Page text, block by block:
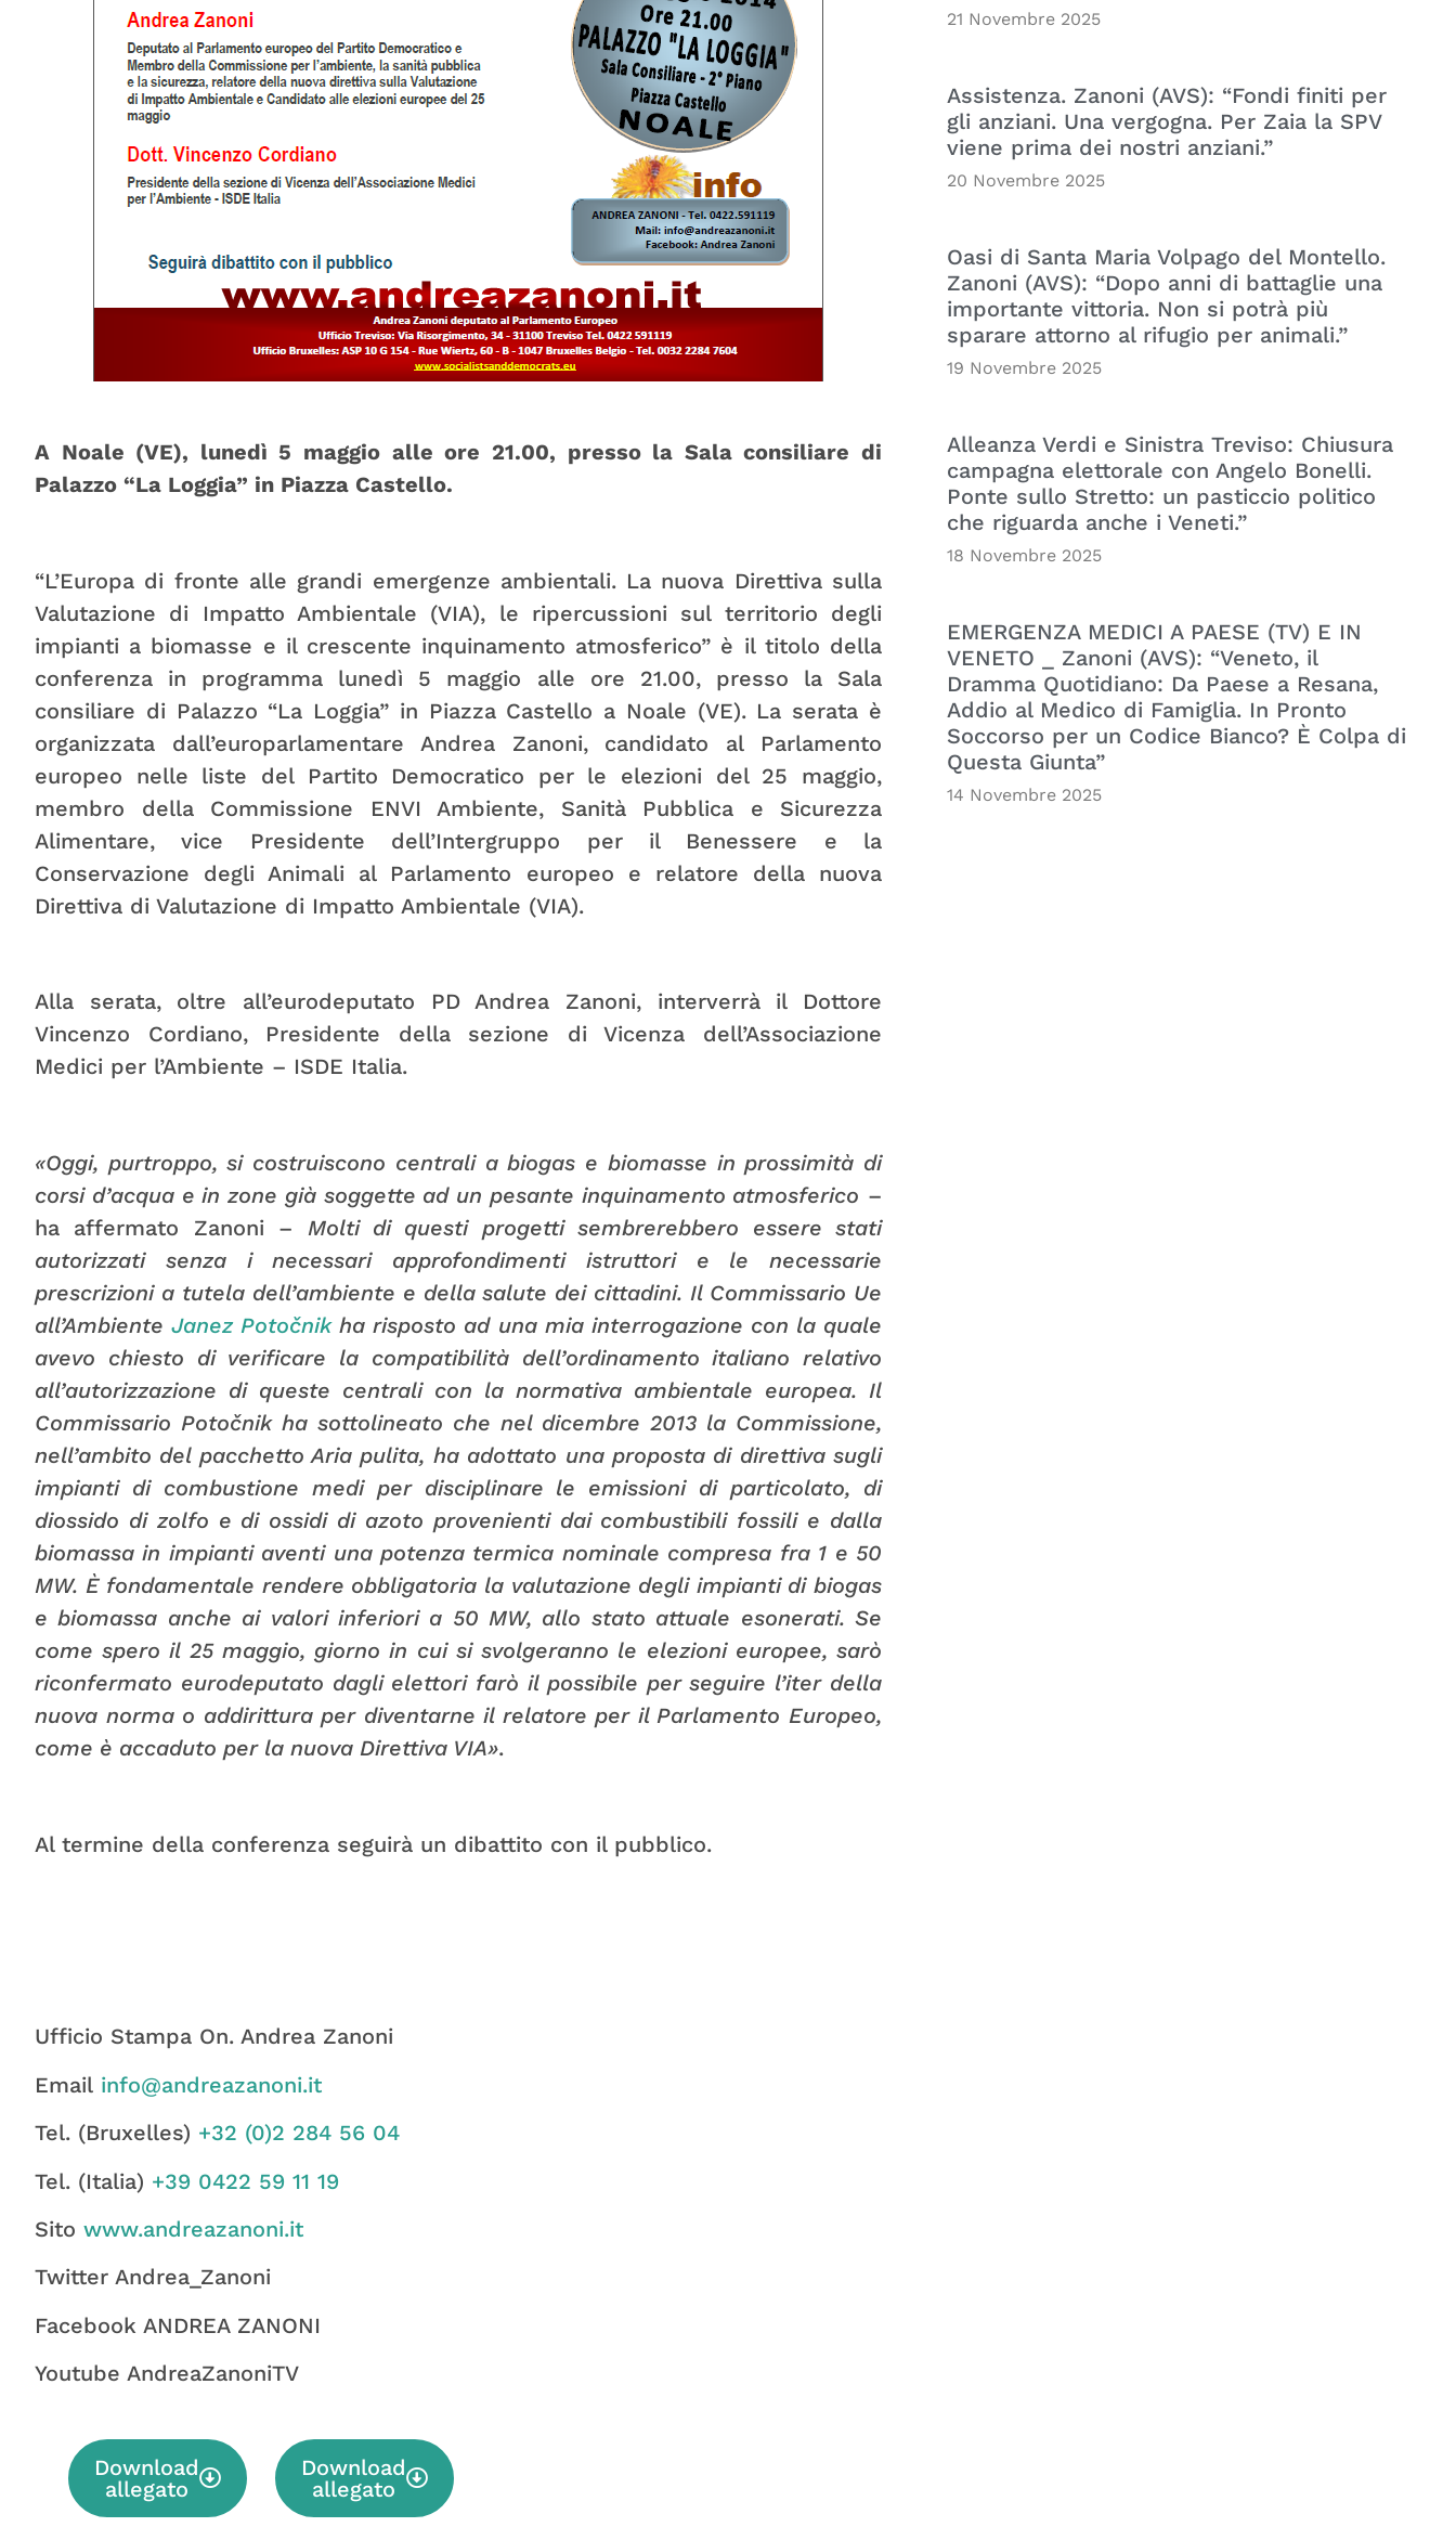
A Noale (VE), lunedì 5 maggio alle ore 21.00, presso la Sala consiliare di
Palazzo “La Loggia” in Piazza Castello.
“L’Europa di fronte alle grandi emergenze ambientali. La nuova Direttiva sulla
Valutazione di Impatto Ambientale (VIA), le ripercussioni sul territorio degli
impianti a biomasse e il crescente inquinamento atmosferico” è il titolo della
conferenza in programma lunedì 5 maggio alle ore 21.00, presso la Sala
consiliare di Palazzo “La Loggia” in Piazza Castello a Noale (VE). La serata è
organizzata dall’europarlamentare Andrea Zanoni, candidato al Parlamento
europeo nelle liste del Partito Democratico per le elezioni del 25 maggio,
membro della Commissione ENVI Ambiente, Sanità Pubblica e Sicurezza
Alimentare, vice Presidente dell’Intergruppo per il Benessere e la
Conservazione degli Animali al Parlamento europeo e relatore della nuova
Direttiva di Valutazione di Impatto Ambientale (VIA).
Alla serata, oltre all’eurodeputato PD Andrea Zanoni, interverrà il Dottore
Vincenzo Cordiano, Presidente della sezione di Vicenza dell’Associazione
Medici per l’Ambiente – ISDE Italia.
«Oggi, purtroppo, si costruiscono centrali a biogas e biomasse in prossimità di
corsi d’acqua e in zone già soggette ad un pesante inquinamento atmosferico –
ha affermato Zanoni – Molti di questi progetti sembrerebbero essere stati
autorizzati senza i necessari approfondimenti istruttori e le necessarie
prescrizioni a tutela dell’ambiente e della salute dei cittadini. Il Commissario Ue
all’AmbienteJanez Potočnikha risposto ad una mia interrogazione con la quale
avevo chiesto di verificare la compatibilità dell’ordinamento italiano relativo
all’autorizzazione di queste centrali con la normativa ambientale europea. Il
Commissario Potočnik ha sottolineato che nel dicembre 2013 la Commissione,
nell’ambito del pacchetto Aria pulita, ha adottato una proposta di direttiva sugli
impianti di combustione medi per disciplinare le emissioni di particolato, di
diossido di zolfo e di ossidi di azoto provenienti dai combustibili fossili e dalla
biomassa in impianti aventi una potenza termica nominale compresa fra 1 e 50
MW. È fondamentale rendere obbligatoria la valutazione degli impianti di biogas
e biomassa anche ai valori inferiori a 50 MW, allo stato attuale esonerati. Se
come spero il 25 maggio, giorno in cui si svolgeranno le elezioni europee, sarò
riconfermato eurodeputato dagli elettori farò il possibile per seguire l’iter della
nuova norma o addirittura per diventarne il relatore per il Parlamento Europeo,
come è accaduto per la nuova Direttiva VIA».
Al termine della conferenza seguirà un dibattito con il pubblico.
Ufficio Stampa On. Andrea Zanoni
Email info@andreazanoni.it
Tel. (Bruxelles) +32 (0)2 284 56 04
Tel. (Italia) +39 0422 59 11 19
Sito www.andreazanoni.it
Twitter Andrea_Zanoni
Facebook ANDREA ZANONI
Youtube AndreaZanoniTV
Download
allegato
Download
allegato
21 Novembre 2025
Assistenza. Zanoni (AVS): “Fondi finiti per
gli anziani. Una vergogna. Per Zaia la SPV
viene prima dei nostri anziani.”
20 Novembre 2025
Oasi di Santa Maria Volpago del Montello.
Zanoni (AVS): “Dopo anni di battaglie una
importante vittoria. Non si potrà più
sparare attorno al rifugio per animali.”
19 Novembre 2025
Alleanza Verdi e Sinistra Treviso: Chiusura
campagna elettorale con Angelo Bonelli.
Ponte sullo Stretto: un pasticcio politico
che riguarda anche i Veneti.”
18 Novembre 2025
EMERGENZA MEDICI A PAESE (TV) E IN
VENETO _ Zanoni (AVS): “Veneto, il
Dramma Quotidiano: Da Paese a Resana,
Addio al Medico di Famiglia. In Pronto
Soccorso per un Codice Bianco? È Colpa di
Questa Giunta”
14 Novembre 2025